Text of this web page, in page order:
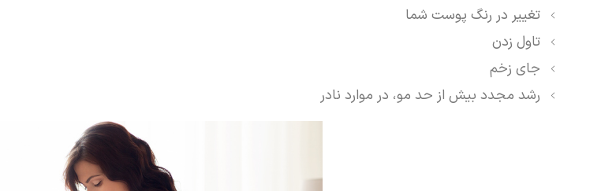
تغییر در رنگ پوست شما
تاول زدن
جای زخم
رشد مجدد بیش از حد مو، در موارد نادر